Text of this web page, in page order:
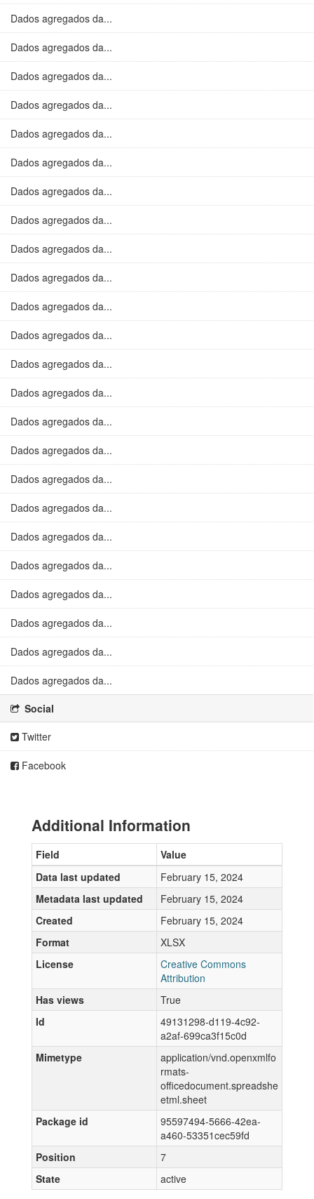
Dados agregados da...
Dados agregados da...
Dados agregados da...
Dados agregados da...
Dados agregados da...
Dados agregados da...
Dados agregados da...
Dados agregados da...
Dados agregados da...
Dados agregados da...
Dados agregados da...
Dados agregados da...
Dados agregados da...
Dados agregados da...
Dados agregados da...
Dados agregados da...
Dados agregados da...
Dados agregados da...
Dados agregados da...
Dados agregados da...
Dados agregados da...
Dados agregados da...
Dados agregados da...
Dados agregados da...
Social
Twitter
Facebook
Additional Information
Field
Value
Data last updated
February 15, 2024
Metadata last updated
February 15, 2024
Created
February 15, 2024
Format
XLSX
License
Creative Commons
Attribution
Has views
True
Id
49131298-d119-4c92-
a2af-699ca3f15c0d
Mimetype
application/vnd.openxmlfo
rmats-
officedocument.spreadshe
etml.sheet
Package id
95597494-5666-42ea-
a460-53351cec59fd
Position
7
State
active